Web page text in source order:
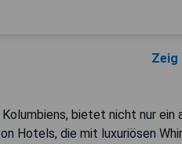
Zeig
Kolumbiens, bietet nicht nur
Hotels, die mit luxuriösen